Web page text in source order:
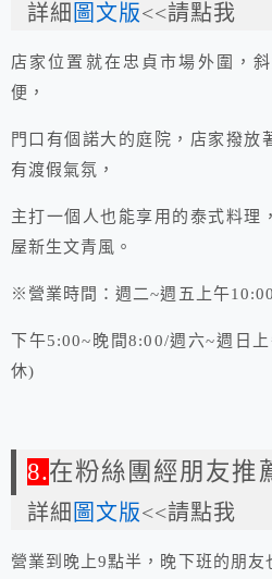
詳細 圖文版<<請點我
店家位置就在忠貞市場外圍，
便，
門口有個諾大的庭院，店家撥放
有渡假氣氛，
主打一個人也能享用的泰式料理
屋新生文青風。
※營業時間：週二~週五上午
下午5:00~晚間8:00/週六~週日
休)
8.在粉絲團經朋友推
詳細 圖文版<<請點我
營業到晚上9點半，晚下班的朋友